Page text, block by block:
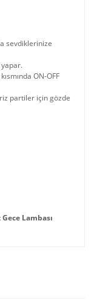
sevdiklerinize
ON-OFF
partiler için gözde
Lambası